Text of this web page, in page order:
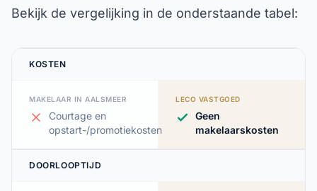
Bekijk de vergelijking in de onderstaande tabel:
KOSTEN
MAKELAAR IN AALSMEER
Courtage en
opstart-/promotiekosten
LECO VASTGOED
Geen
makelaarskosten
DOORLOOPTIJD